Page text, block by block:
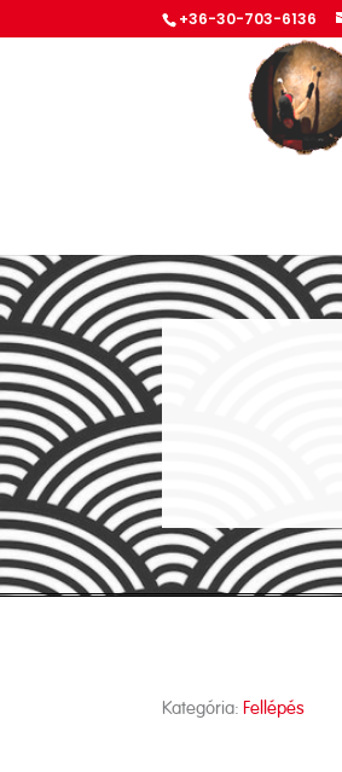
+36-30-703-6136
Kategória: Fellépés